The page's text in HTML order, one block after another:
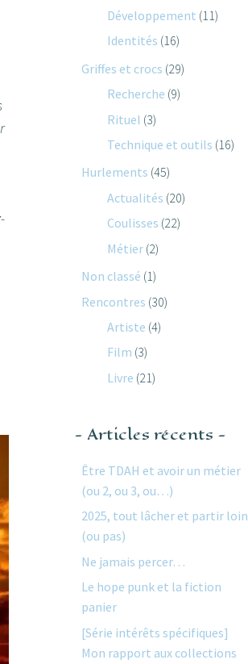
Développement (11)
Identités (16)
Griffes et crocs (29)
Recherche (9)
Rituel (3)
Technique et outils (16)
Hurlements (45)
Actualités (20)
Coulisses (22)
Métier (2)
Non classé (1)
Rencontres (30)
Artiste (4)
Film (3)
Livre (21)
Articles récents
Être TDAH et avoir un métier
(ou 2, ou 3, ou…)
2025, tout lâcher et partir loin
(ou pas)
Ne jamais percer…
Le hope punk et la fiction
panier
[Série intérêts spécifiques]
Mon rapport aux collections